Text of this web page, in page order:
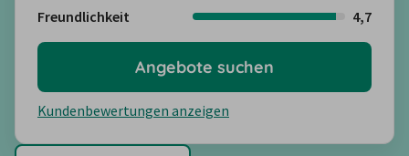
Freundlichkeit
4,7
Kundenbewertungen anzeigen
Angebote suchen